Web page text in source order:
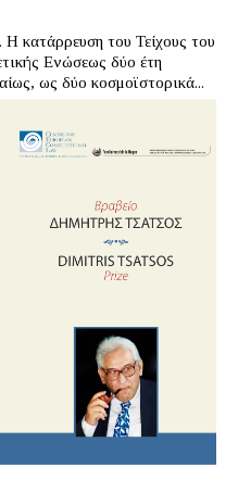
Ενώσεως δύο έτη
ως δύο κοσμοϊστορικά...